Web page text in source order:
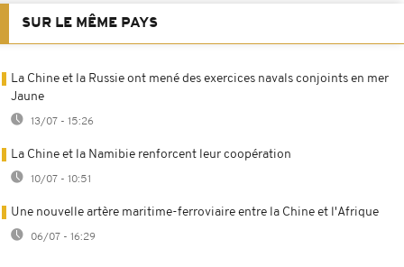
SUR LE MÊME PAYS
La Chine et la Russie ont mené des exercices navals conjoints en mer
Jaune
13/07 - 15:26
La Chine et la Namibie renforcent leur coopération
10/07 - 10:51
Une nouvelle artère maritime-ferroviaire entre la Chine et l'Afrique
06/07 - 16:29